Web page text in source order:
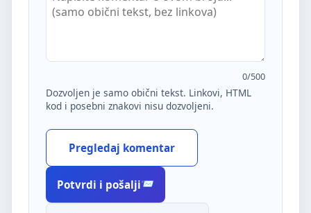
0/500
Dozvoljen je samo obični tekst. Linkovi, HTML
kod i posebni znakovi nisu dozvoljeni.
Pregledaj komentar
Potvrdi i pošalji